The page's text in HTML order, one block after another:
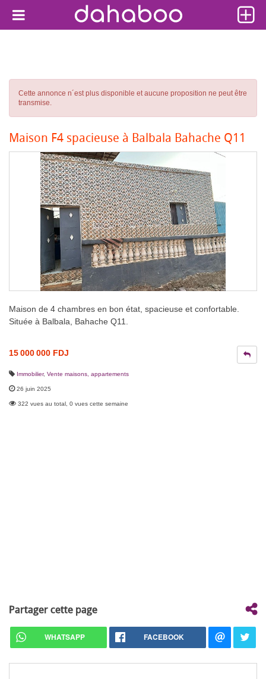
Cette annonce n´est plus disponible et aucune proposition ne peut être
transmise.
Maison F4 spacieuse à Balbala Bahache Q11
Maison de 4 chambres en bon état, spacieuse et confortable.
Située à Balbala, Bahache Q11.
15 000 000 FDJ
Immobilier, Vente maisons, appartements
26 juin 2025
322 vues au total, 0 vues cette semaine
Partager cette page
WHATSAPP FACEBOOK